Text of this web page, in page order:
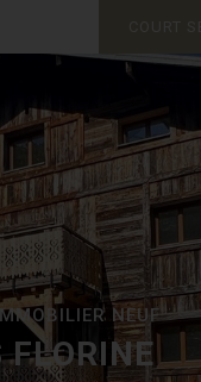
NEUF
FLORINE